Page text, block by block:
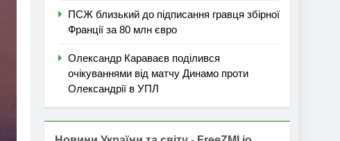
ПСЖ близький до підписання гравця збірної
Франції за 80 млн євро
Олександр Караваєв поділився
очікуваннями від матчу Динамо проти
Олександрії в УПЛ